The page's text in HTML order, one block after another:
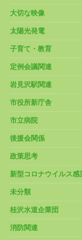
大切な映像
太陽光発電
子育て・教育
定例会議関連
岩見沢駅関連
市役所新庁舎
市立病院
後援会関係
政策思考
新型コロナウイルス感
未分類
桂沢水道企業団
消防関連